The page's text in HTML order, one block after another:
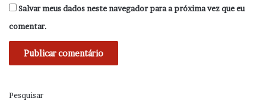
Salvar meus dados neste navegador para a próxima vez que eu
comentar.
Pesquisar